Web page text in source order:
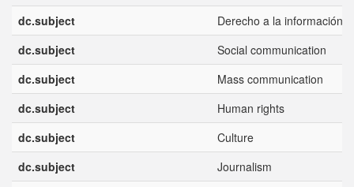
dc.subject
Derecho a la información
dc.subject
Social communication
dc.subject
Mass communication
dc.subject
Human rights
dc.subject
Culture
dc.subject
Journalism